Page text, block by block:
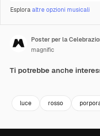
Esploraaltre opzioni musicali
Poster per la
magnific
Ti potrebbe anche
luce rosso